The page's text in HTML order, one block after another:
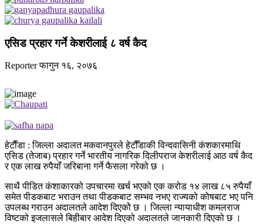
एसिड प्रहार गर्ने केशरीलाई ८ वर्ष कैद
Reporterफागुन १६, २०७६
हेटाैँडा : जिल्ला अदालत मकवानपुरले हेटौँडाकी विन्दवासिनी कंशकारमाथि
एसिड (तेजाब) प्रहार गर्ने भारतीय नागरिक दिलीपराज केशरीलाई आठ वर्ष कैद
र एक लाख रुपैयाँ जरिबाना गर्ने फैसला गरेको छ ।
साथै पीडित कंशाकारको उपचारमा खर्च भएको एक करोड १४ लाख ८५ रुपैयाँ
समेत पीडकबाट भराउन तथा पीडकबाट सम्भव नभए राज्यको कोषबाट भए पनि
उपलब्ध गराउन अदालतले आदेश दिएकोे छ । जिल्ला न्यायाधीश कमलराज
विष्टको इजलासले बिहीबार आदेश दिएको अदालतले जानकारी दिएको छ ।